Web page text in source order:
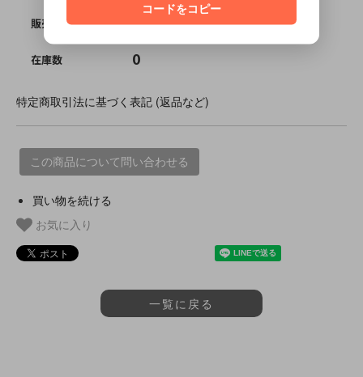
販売価格 SOLD OUT
在庫数 0
特定商取引法に基づく表記 (返品など)
この商品について問い合わせる
買い物を続ける
お気に入り
一覧に戻る
コードをコピー